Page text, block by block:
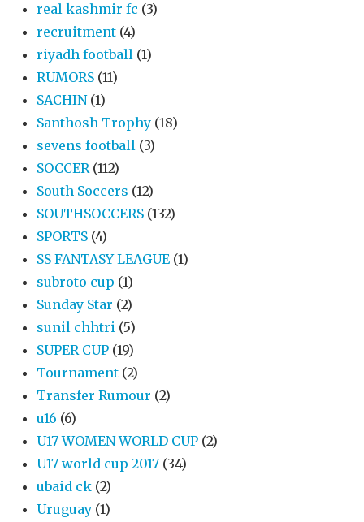
real kashmir fc (3)
recruitment (4)
riyadh football (1)
RUMORS (11)
SACHIN (1)
Santhosh Trophy (18)
sevens football (3)
SOCCER (112)
South Soccers (12)
SOUTHSOCCERS (132)
SPORTS (4)
SS FANTASY LEAGUE (1)
subroto cup (1)
Sunday Star (2)
sunil chhtri (5)
SUPER CUP (19)
Tournament (2)
Transfer Rumour (2)
u16 (6)
U17 WOMEN WORLD CUP (2)
U17 world cup 2017 (34)
ubaid ck (2)
Uruguay (1)